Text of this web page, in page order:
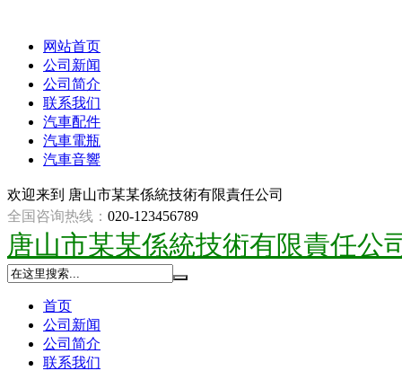
网站首页
公司新闻
公司简介
联系我们
汽車配件
汽車電瓶
汽車音響
欢迎来到 唐山市某某係統技術有限責任公司
全国咨询热线： 020-123456789
唐山市某某係統技術有限責任公
首页
公司新闻
公司简介
联系我们